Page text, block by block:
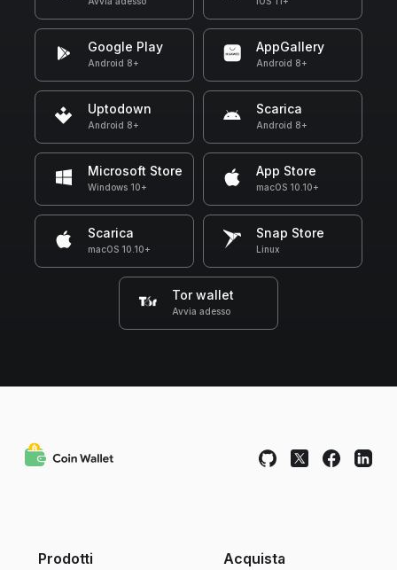
Google Play
Android 8+
AppGallery
Android 8+
Uptodown
Android 8+
Scarica
Android 8+
Microsoft Store
Windows 10+
App Store
macOS 10.10+
Scarica
macOS 10.10+
Snap Store
Linux
Tor wallet
Avvia adesso
Prodotti Acquista